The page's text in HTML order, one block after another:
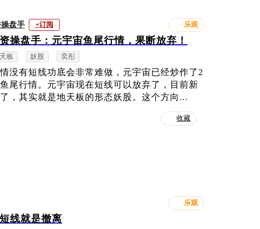
盘手 +订阅 乐观
盘手：元宇宙鱼尾行情，果断放弃！
板 妖股 奕彤
没有短线功底会非常难做，元宇宙已经炒作了2
尾行情。元宇宙现在短线可以放弃了，目前新
，其实就是地天板的形态妖股。这个方向...
收藏
乐观
线就是撤离